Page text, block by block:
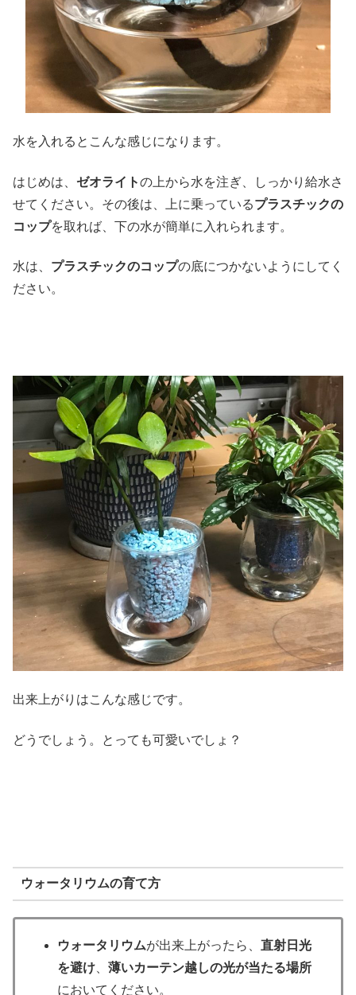
水を入れるとこんな感じになります。
はじめは、 ゼオライトの上から水を注ぎ、しっかり給水さ
せてください。その後は、上に乗っているプラスチックの
コップを取れば、下の水が簡単に入れられます。
水は、 プラスチックのコップの底につかないようにしてく
ださい。
出来上がりはこんな感じです。
どうでしょう。とっても可愛いでしょ？
ウォータリウムの育て方
ウォータリウムが出来上がったら、直射日光
を避け 、薄いカーテン越しの光が当たる場所
においてください。